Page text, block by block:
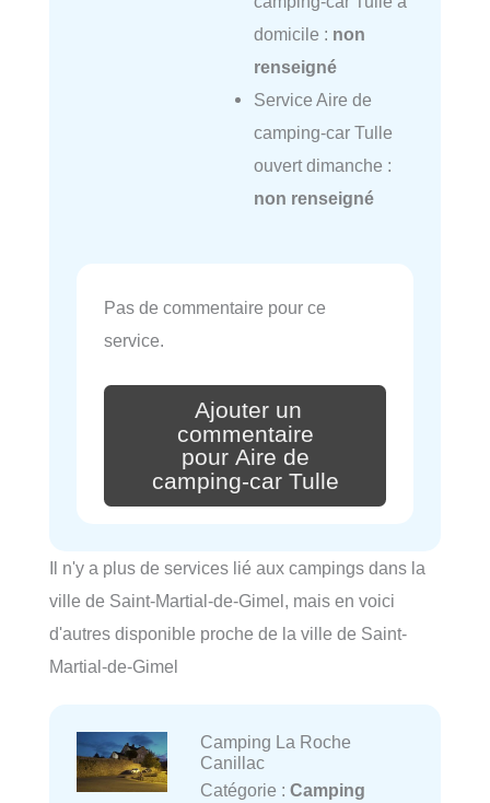
domicile : non
renseigné
Service Aire de
camping-car Tulle
ouvert dimanche :
non renseigné
Pas de commentaire pour ce
service.
Ajouter un
commentaire
pour Aire de
camping-car Tulle
Il n'y a plus de services lié aux campings dans la
ville de Saint-Martial-de-Gimel, mais en voici
d'autres disponible proche de la ville de Saint-
Martial-de-Gimel
Camping La Roche
Canillac
Catégorie : Camping